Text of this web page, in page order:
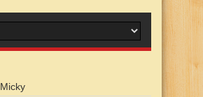
Micky